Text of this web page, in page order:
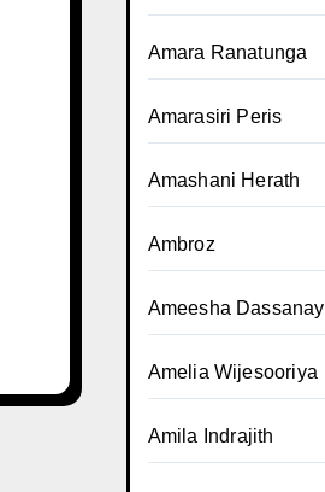
Amara Ranatunga
Amarasiri Peris
Amashani Herath
Ambroz
Ameesha
Amelia Wijesooriya
Amila Indrajith